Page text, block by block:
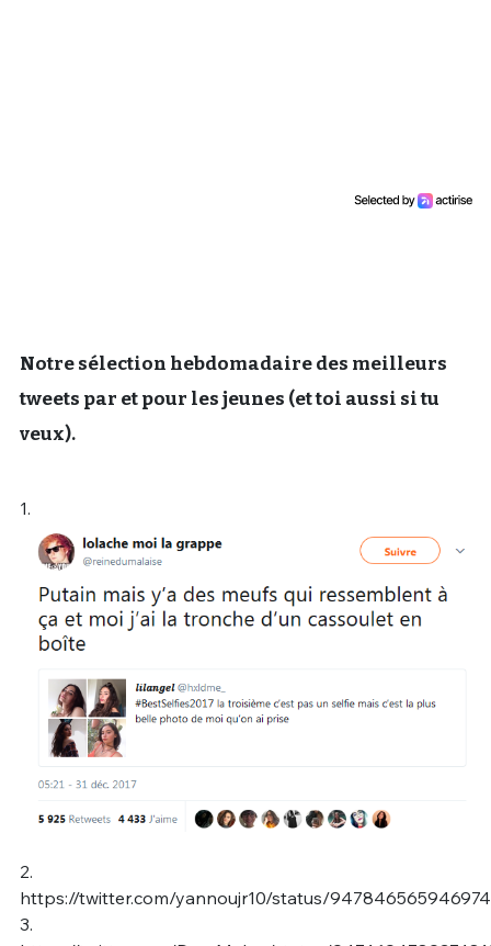
Notre sélection hebdomadaire des meilleurs
tweets par et pour les jeunes (et toi aussi si tu
veux).
1.
2.
https://twitter.com/yannoujr10/status/
3.